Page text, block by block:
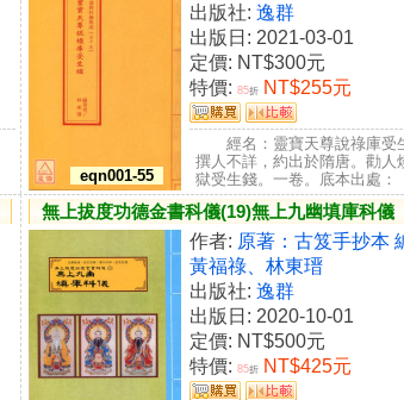
eqn001-55
出版社: 逸群
出版日: 2021-03-01
定價: NT$300元
特價: 85折 NT$255元
經名：靈寶天尊說祿庫受
撰人不詳，約出於隋唐。勸人
獄受生錢。一卷。底本出處：
無上拔度功德金書科儀(19)無上九幽填庫科儀
作者: 原著：古笈手抄本
黃福祿、林東瑨
出版社: 逸群
出版日: 2020-10-01
定價: NT$500元
特價: 85折 NT$425元